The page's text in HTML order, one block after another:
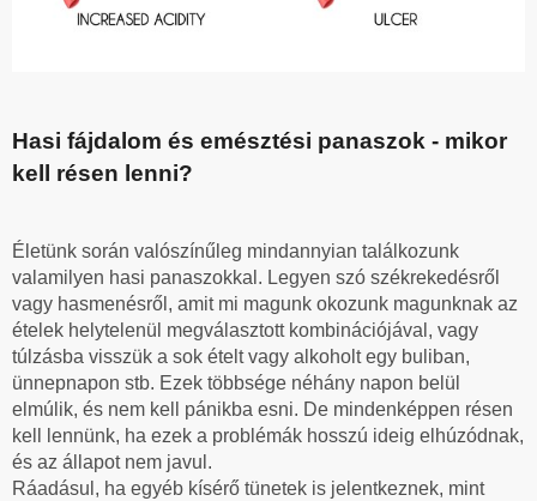
Hasi fájdalom és emésztési panaszok - mikor
kell résen lenni?
Életünk során valószínűleg mindannyian találkozunk
valamilyen hasi panaszokkal. Legyen szó székrekedésről
vagy hasmenésről, amit mi magunk okozunk magunknak az
ételek helytelenül megválasztott kombinációjával, vagy
túlzásba visszük a sok ételt vagy alkoholt egy buliban,
ünnepnapon stb. Ezek többsége néhány napon belül
elmúlik, és nem kell pánikba esni. De mindenképpen résen
kell lennünk, ha ezek a problémák hosszú ideig elhúzódnak,
és az állapot nem javul.
Ráadásul, ha egyéb kísérő tünetek is jelentkeznek, mint